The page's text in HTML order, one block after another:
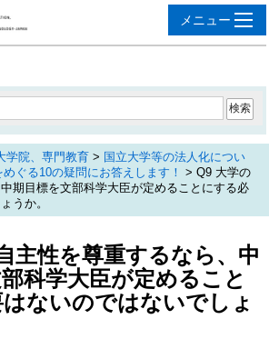
学院、専門教育 > 国立大学等の法人化につい
ぐる10の疑問にお答えします！ > Q9 大学の
期目標を文部科学大臣が定めることにする必
うか。
主性を尊重するなら、中
科学大臣が定めること
ないのではないでしょ